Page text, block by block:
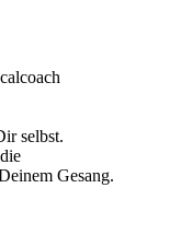
selbst.
Gesang.